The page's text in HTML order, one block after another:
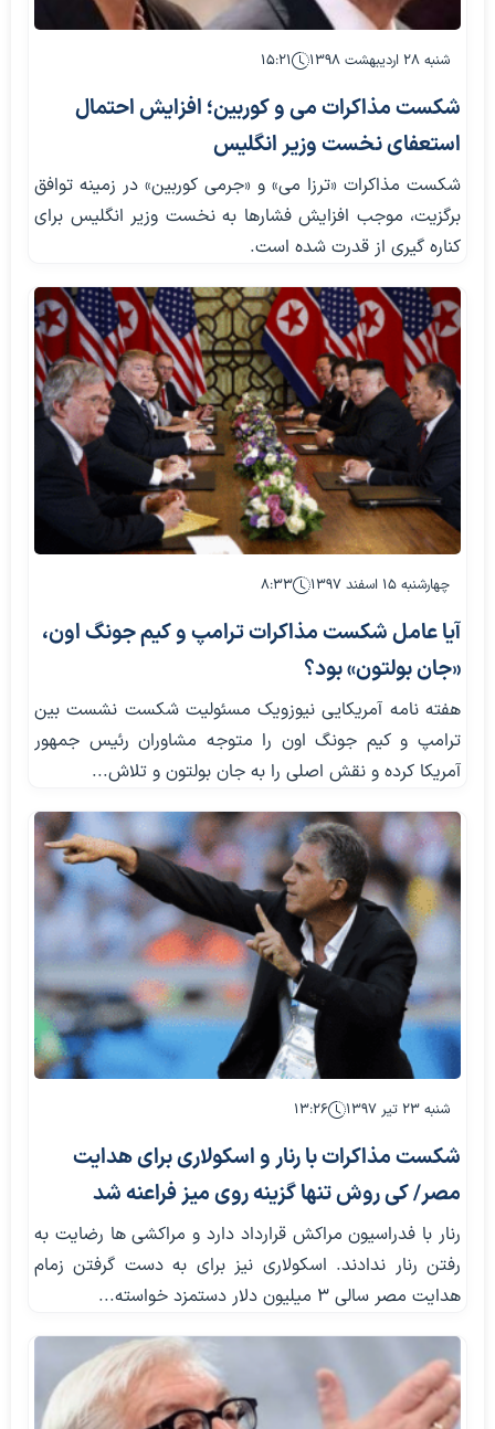
شنبه ۲۸ اردیبهشت ۱۳۹۸ ۱۵:۲۱
شکست مذاکرات می و کوربین؛ افزایش احتمال
استعفای نخست وزیر انگلیس
شکست مذاکرات «ترزا می» و «جرمی کوربین» در زمینه توافق
برگزیت، موجب افزایش فشارها به نخست وزیر انگلیس برای
کناره گیری از قدرت شده است.
چهارشنبه ۱۵ اسفند ۱۳۹۷ ۸:۳۳
آیا عامل شکست مذاکرات ترامپ و کیم جونگ اون،
«جان بولتون» بود؟
هفته نامه آمریکایی نیوزویک مسئولیت شکست نشست بین
ترامپ و کیم جونگ اون را متوجه مشاوران رئیس جمهور
آمریکا کرده و نقش اصلی را به جان بولتون و تلاش...
شنبه ۲۳ تیر ۱۳۹۷ ۱۳:۲۶
شکست مذاکرات با رنار و اسکولاری برای هدایت
مصر/ کی روش تنها گزینه روی میز فراعنه شد
رنار با فدراسیون مراکش قرارداد دارد و مراکشی ها رضایت به
رفتن رنار ندادند. اسکولاری نیز برای به دست گرفتن زمام
هدایت مصر سالی 3 میلیون دلار دستمزد خواسته...